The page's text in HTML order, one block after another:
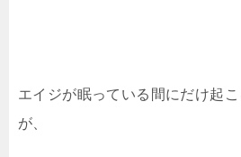
エイジが眠っている間にだけ起
が、